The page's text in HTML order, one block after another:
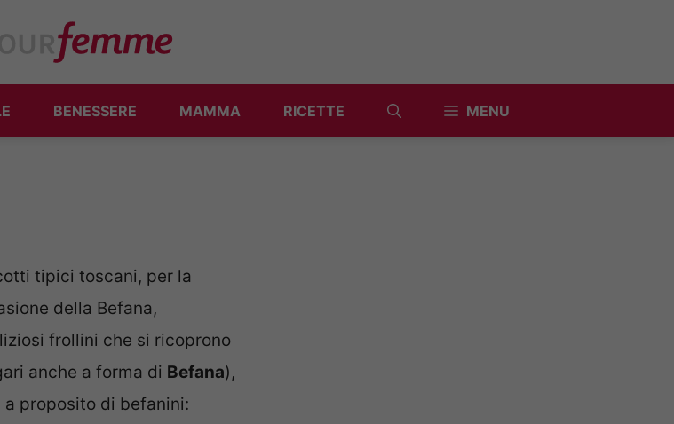
BENESSERE MAMMA RICETTE MENU
tipici toscani, per la
della Befana,
frollini che si ricoprono
anche a forma di Befana),
proposito di befanini: